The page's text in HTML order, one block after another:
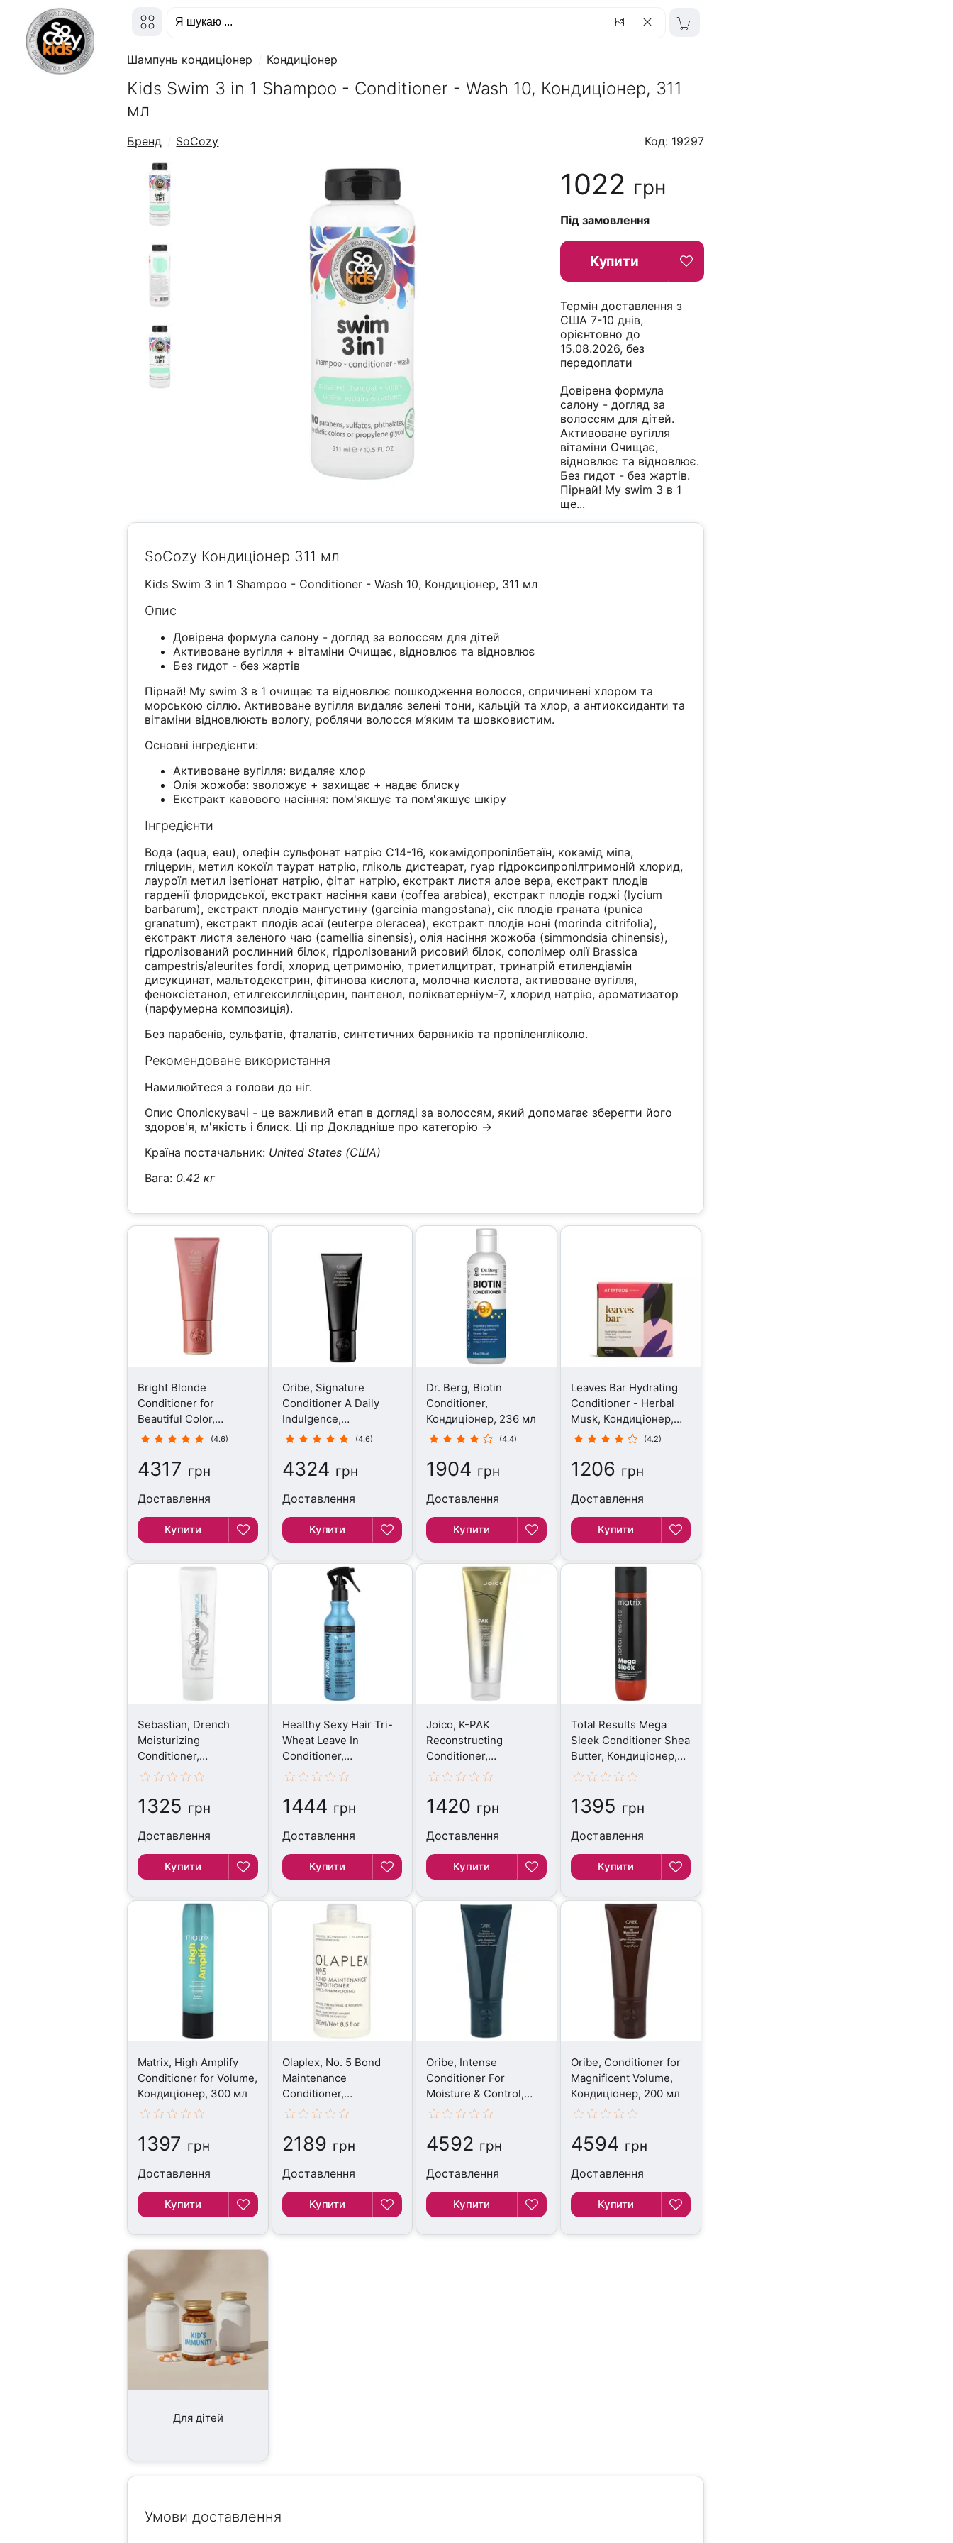
Шампунь кондиціонер Кондиціонер
Kids Swim 3 in 1 Shampoo - Conditioner - Wash 10, Кондиціонер, 311
мл
Бренд SoCozy Код: 19297
1022 грн
Під замовлення
Купити
Термін доставлення з
США 7-10 днів,
орієнтовно до
15.08.2026, без
передоплати
Довірена формула
салону - догляд за
волоссям для дітей.
Активоване вугілля
вітаміни Очищає,
відновлює та відновлює.
Без гидот - без жартів.
Пірнай! My swim 3 в 1
ще...
SoCozy Кондиціонер 311 мл
Kids Swim 3 in 1 Shampoo - Conditioner - Wash 10, Кондиціонер, 311 мл
Опис
Довірена формула салону - догляд за волоссям для дітей
Активоване вугілля + вітаміни Очищає, відновлює та відновлює
Без гидот - без жартів
Пірнай! My swim 3 в 1 очищає та відновлює пошкодження волосся, спричинені хлором та
морською сіллю. Активоване вугілля видаляє зелені тони, кальцій та хлор, а антиоксиданти та
вітаміни відновлюють вологу, роблячи волосся м’яким та шовковистим.
Основні інгредієнти:
Активоване вугілля: видаляє хлор
Олія жожоба: зволожує + захищає + надає блиску
Екстракт кавового насіння: пом'якшує та пом'якшує шкіру
Інгредієнти
Вода (aqua, eau), олефін сульфонат натрію C14-16, кокамідопропілбетаїн, кокамід міпа,
гліцерин, метил кокоїл таурат натрію, гліколь дистеарат, гуар гідроксипропілтримоній хлорид,
лауроїл метил ізетіонат натрію, фітат натрію, екстракт листя алое вера, екстракт плодів
гарденії флоридської, екстракт насіння кави (coffea arabica), екстракт плодів годжі (lycium
barbarum), екстракт плодів мангустину (garcinia mangostana), сік плодів граната (punica
granatum), екстракт плодів асаї (euterpe oleracea), екстракт плодів ноні (morinda citrifolia),
екстракт листя зеленого чаю (camellia sinensis), олія насіння жожоба (simmondsia chinensis),
гідролізований рослинний білок, гідролізований рисовий білок, сополімер олії Brassica
campestris/aleurites fordi, хлорид цетримонію, триетилцитрат, тринатрій етилендіамін
дисукцинат, мальтодекстрин, фітинова кислота, молочна кислота, активоване вугілля,
феноксіетанол, етилгексилгліцерин, пантенол, полікватерніум-7, хлорид натрію, ароматизатор
(парфумерна композиція).
Без парабенів, сульфатів, фталатів, синтетичних барвників та пропіленгліколю.
Рекомендоване використання
Намилюйтеся з голови до ніг.
Опис Ополіскувачі - це важливий етап в догляді за волоссям, який допомагає зберегти його
здоров'я, м'якість і блиск. Ці прДокладніше про категорію →
Країна постачальник: United States (США)
Вага: 0.42 кг
Bright Blonde
Conditioner for
Beautiful Color,
Кондиціонер, 200 мл
(4.6)
4317 грн
Доставлення
Купити
Oribe, Signature
Conditioner A Daily
Indulgence,
Кондиціонер, 200 мл
(4.6)
4324 грн
Доставлення
Купити
Dr. Berg, Biotin
Conditioner,
Кондиціонер, 236 мл
(4.4)
1904 грн
Доставлення
Купити
Leaves Bar Hydrating
Conditioner - Herbal
Musk, Кондиціонер,
113 г
(4.2)
1206 грн
Доставлення
Купити
Sebastian, Drench
Moisturizing
Conditioner,
Кондиціонер, 250 мл
1325 грн
Доставлення
Купити
Healthy Sexy Hair Tri-
Wheat Leave In
Conditioner,
Кондиціонер, 250 мл
1444 грн
Доставлення
Купити
Joico, K-PAK
Reconstructing
Conditioner,
Кондиціонер, 250 мл
1420 грн
Доставлення
Купити
Total Results Mega
Sleek Conditioner Shea
Butter, Кондиціонер,
300 мл
1395 грн
Доставлення
Купити
Matrix, High Amplify
Conditioner for Volume,
Кондиціонер, 300 мл
1397 грн
Доставлення
Купити
Olaplex, No. 5 Bond
Maintenance
Conditioner,
Кондиціонер, 250 мл
2189 грн
Доставлення
Купити
Oribe, Intense
Conditioner For
Moisture & Control,
Кондиціонер, 200 мл
4592 грн
Доставлення
Купити
Oribe, Conditioner for
Magnificent Volume,
Кондиціонер, 200 мл
4594 грн
Доставлення
Купити
Для дітей
Умови доставлення